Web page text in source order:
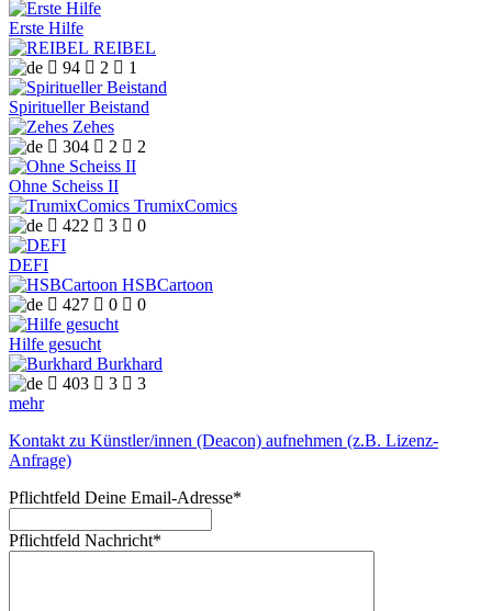
Erste Hilfe
REIBEL
 94  2  1
Spiritueller Beistand
Zehes
 304  2  2
Ohne Scheiss II
TrumixComics
 422  3  0
DEFI
HSBCartoon
 427  0  0
Hilfe gesucht
Burkhard
 403  3  3
mehr
Kontakt zu Künstler/innen (Deacon) aufnehmen (z.B. Lizenz-
Anfrage)
Pflichtfeld Deine Email-Adresse*
Pflichtfeld Nachricht*